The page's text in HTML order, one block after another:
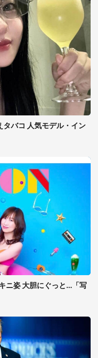
バコ 人気モデル・イン
ニ姿 大胆にぐっと...「写